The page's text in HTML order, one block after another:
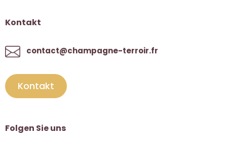
Kontakt
contact@champagne-terroir.fr
Kontakt
Folgen Sie uns